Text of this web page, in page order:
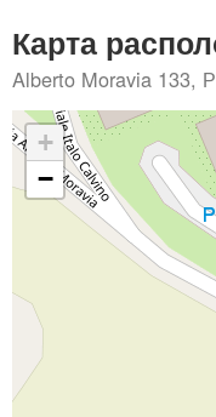
Карта
Alberto Moravia 133,
+
−